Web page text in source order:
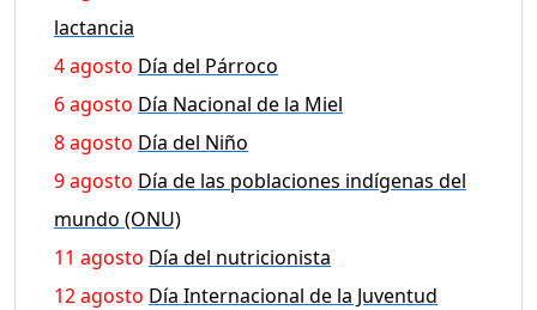
lactancia
4 agosto Día del Párroco
6 agosto Día Nacional de la Miel
8 agosto Día del Niño
9 agosto Día de las poblaciones indígenas del
mundo (ONU)
11 agosto Día del nutricionista
12 agosto Día Internacional de la Juventud